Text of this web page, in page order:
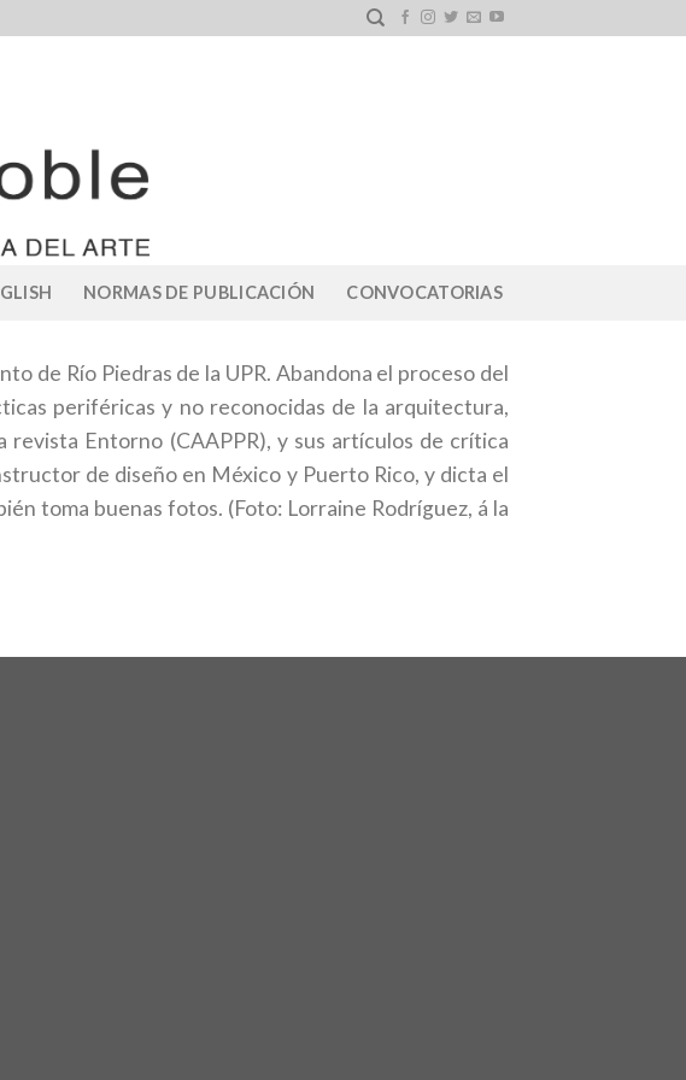
NORMAS DE PUBLICACIÓN CONVOCATORIAS
de Río Piedras de la UPR. Abandona el proceso del
periféricas y no reconocidas de la arquitectura,
Entorno (CAAPPR), y sus artículos de crítica
de diseño en México y Puerto Rico, y dicta el
toma buenas fotos. (Foto: Lorraine Rodríguez, á la